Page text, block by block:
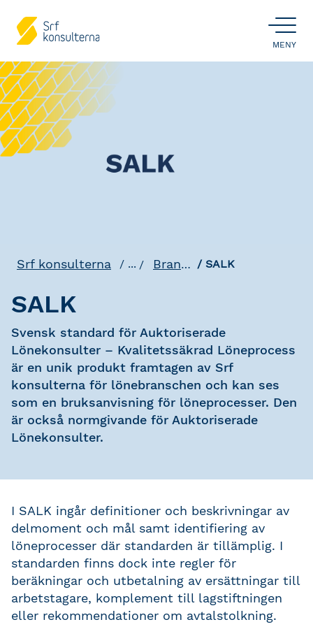
ÖPPNA
MENY
Srf konsulterna ... Branschstandards SALK
SALK
Svensk standard för Auktoriserade
Lönekonsulter – Kvalitetssäkrad Löneprocess
är en unik produkt framtagen av Srf
konsulterna för lönebranschen och kan ses
som en bruksanvisning för löneprocesser. Den
är också normgivande för Auktoriserade
Lönekonsulter.
I SALK ingår definitioner och beskrivningar av
delmoment och mål samt identifiering av
löneprocesser där standarden är tillämplig. I
standarden finns dock inte regler för
beräkningar och utbetalning av ersättningar till
arbetstagare, komplement till lagstiftningen
eller rekommendationer om avtalstolkning.